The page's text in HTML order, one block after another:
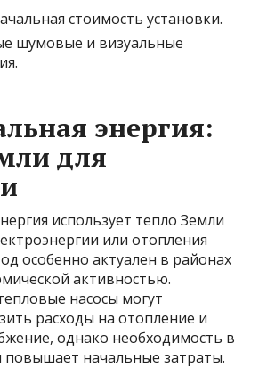
стоимость установки.
шумовые и визуальные
энергия:
для
использует тепло Земли
или отопления
особенно актуален в районах
активностью.
насосы могут
расходы на отопление и
однако необходимость в
повышает начальные затраты.